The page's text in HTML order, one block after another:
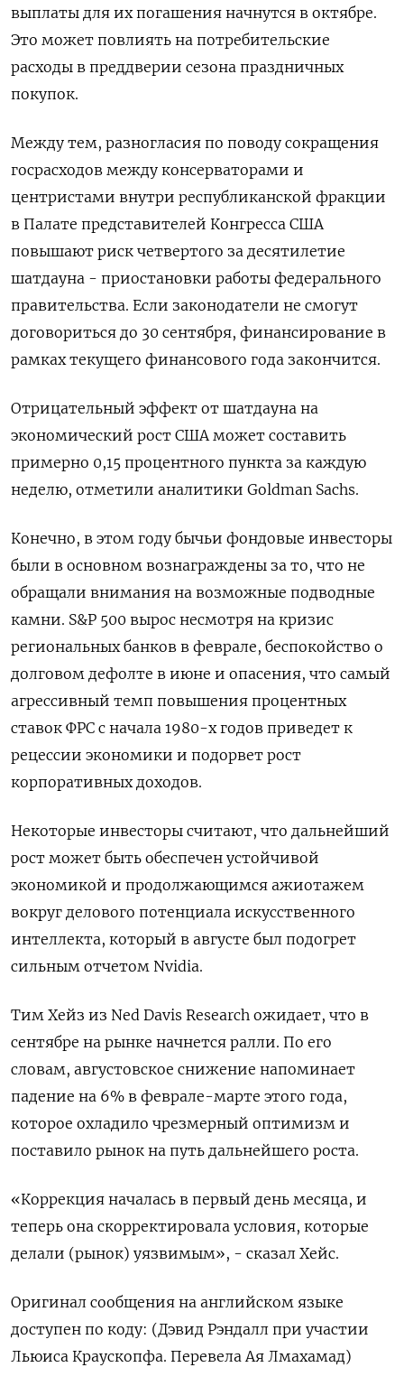
выплаты для их погашения начнутся в октябре.
Это может повлиять на потребительские
расходы в преддверии сезона праздничных
покупок.
Между тем, разногласия по поводу сокращения
госрасходов между консерваторами и
центристами внутри республиканской фракции
в Палате представителей Конгресса США
повышают риск четвертого за десятилетие
шатдауна - приостановки работы федерального
правительства. Если законодатели не смогут
договориться до 30 сентября, финансирование в
рамках текущего финансового года закончится.
Отрицательный эффект от шатдауна на
экономический рост США может составить
примерно 0,15 процентного пункта за каждую
неделю, отметили аналитики Goldman Sachs.
Конечно, в этом году бычьи фондовые инвесторы
были в основном вознаграждены за то, что не
обращали внимания на возможные подводные
камни. S&P 500 вырос несмотря на кризис
региональных банков в феврале, беспокойство о
долговом дефолте в июне и опасения, что самый
агрессивный темп повышения процентных
ставок ФРС с начала 1980-х годов приведет к
рецессии экономики и подорвет рост
корпоративных доходов.
Некоторые инвесторы считают, что дальнейший
рост может быть обеспечен устойчивой
экономикой и продолжающимся ажиотажем
вокруг делового потенциала искусственного
интеллекта, который в августе был подогрет
сильным отчетом Nvidia.
Тим Хейз из Ned Davis Research ожидает, что в
сентябре на рынке начнется ралли. По его
словам, августовское снижение напоминает
падение на 6% в феврале-марте этого года,
которое охладило чрезмерный оптимизм и
поставило рынок на путь дальнейшего роста.
«Коррекция началась в первый день месяца, и
теперь она скорректировала условия, которые
делали (рынок) уязвимым», - сказал Хейс.
Оригинал сообщения на английском языке
доступен по коду: (Дэвид Рэндалл при участии
Льюиса Краускопфа. Перевела Ая Лмахамад)